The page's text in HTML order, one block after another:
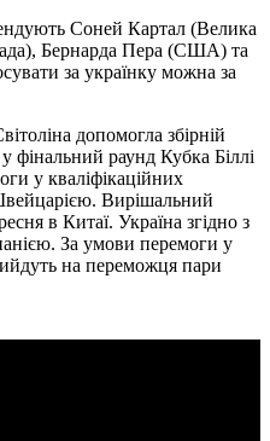
Соней Картал (Велика
Бернарда Пера (США) та
за українку можна за
допомогла збірній
фінальний раунд Кубка Біллі
у кваліфікаційних
Вирішальний
в Китаї. Україна згідно з
За умови перемоги у
на переможця пари